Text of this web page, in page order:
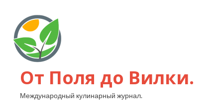
От Поля до Вилки.
Международный кулинарный журнал.